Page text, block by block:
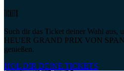
TICKETS
Such dir das Ticket deiner Wahl
HEUER GRAND PRIX VON
genießen.
HOL DIR DEINE TICKETS